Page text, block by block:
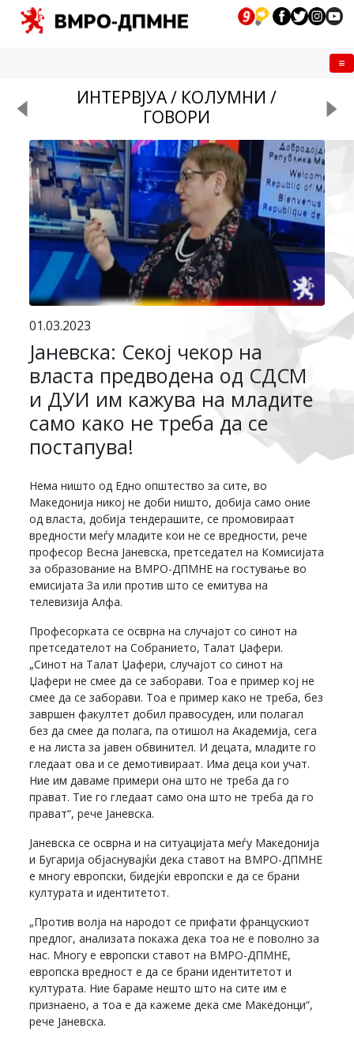
ИНТЕРВЈУА / КОЛУМНИ /
ГОВОРИ
01.03.2023
Јаневска: Секој чекор на
власта предводена од СДСМ
и ДУИ им кажува на младите
само како не треба да се
постапува!
Нема ништо од Едно општество за сите, во
Македонија никој не доби ништо, добија само оние
од власта, добија тендерашите, се промовираат
вредности меѓу младите кои не се вредности, рече
професор Весна Јаневска, претседател на Комисијата
за образование на ВМРО-ДПМНЕ на гостување во
емисијата За или против што се емитува на
телевизија Алфа.
Професорката се осврна на случајот со синот на
претседателот на Собранието, Талат Џафери.
„Синот на Талат Џафери, случајот со синот на
Џафери не смее да се заборави. Тоа е пример кој не
смее да се заборави. Тоа е пример како не треба, без
завршен факултет добил правосуден, или полагал
без да смее да полага, па отишол на Академија, сега
е на листа за јавен обвинител. И децата, младите го
гледаат ова и се демотивираат. Има деца кои учат.
Ние им даваме примери она што не треба да го
прават. Тие го гледаат само она што не треба да го
прават“, рече Јаневска.
Јаневска се осврна и на ситуацијата меѓу Македонија
и Бугарија објаснувајќи дека ставот на ВМРО-ДПМНЕ
е многу европски, бидејќи европски е да се брани
културата и идентитетот.
„Против волја на народот се прифати францускиот
предлог, анализата покажа дека тоа не е поволно за
нас. Многу е европски ставот на ВМРО-ДПМНЕ,
европска вредност е да се брани идентитетот и
културата. Ние бараме нешто што на сите им е
признаено, а тоа е да кажеме дека сме Македонци“,
рече Јаневска.